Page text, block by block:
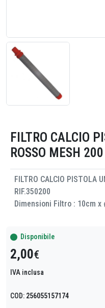
FILTRO CALCIO
ROSSO MESH 200
FILTRO CALCIO PISTOLA
RIF.350200
Dimensioni Filtro : 10cm x
Disponibile
2,00€
IVA inclusa
COD: 256055157174